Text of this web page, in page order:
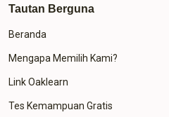
Tautan Berguna
Beranda
Mengapa Memilih Kami?
Link Oaklearn
Tes Kemampuan Gratis